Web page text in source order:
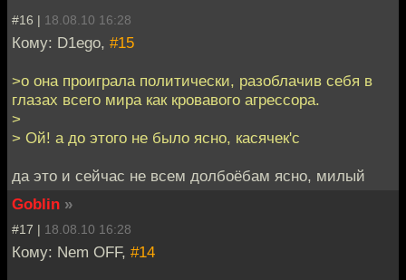
#16 | 18.08.10 16:28
Кому: D1ego, #15
>о она проиграла политически, разоблачив себя в
глазах всего мира как кровавого агрессора.
>
> Ой! а до этого не было ясно, касячек'c
да это и сейчас не всем долбоёбам ясно, милый
Goblin »
#17 | 18.08.10 16:28
Кому: Nem OFF, #14